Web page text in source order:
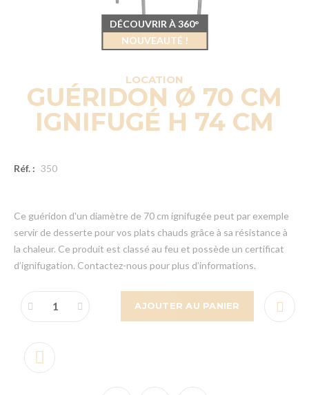
LOCATION
GUÉRIDON Ø 70 CM
IGNIFUGÉ H 74 CM
Réf. : 350
Ce guéridon d'un diamètre de 70 cm ignifugée peut par exemple
servir de desserte pour vos plats chauds grâce à sa résistance à
la chaleur. Ce produit est classé au feu et possède un certificat
d’ignifugation. Contactez-nous pour plus d’informations.
AJOUTER AU PANIER
DÉCOUVRIR À 360°
NOUVEAUTÉ !